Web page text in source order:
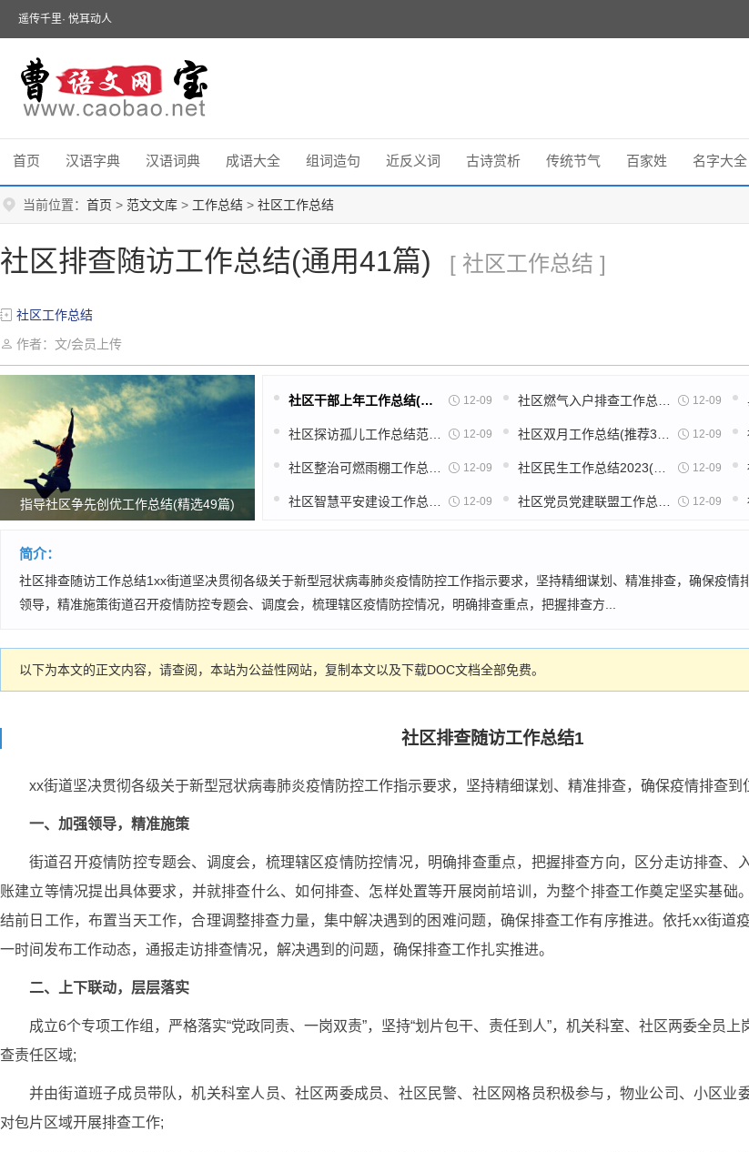
遥传千里· 悦耳动人
首页 汉语字典 汉语词典 成语大全 组词造句 近反义词 古诗赏析 传统节气 百家姓 名字大全
当前位置： 首页 > 范文文库 > 工作总结 > 社区工作总结
社区排查随访工作总结(通用41篇) [ 社区工作总结 ]
社区工作总结
作者：文/会员上传
指导社区争先创优工作总结(精选49篇)
社区干部上年工作总结(共36篇) 12-09 12-09
12-09 12-09
12-09 12-09
12-09 12-09
简介：
社区排查随访工作总结1xx街道坚决贯彻各级关于新型冠状病毒肺炎疫情防控工作指示要求，坚持精细谋划、精准排查，确保疫情
领导，精准施策街道召开疫情防控专题会、调度会，梳理辖区疫情防控情况，明确排查重点，把握排查方...
以下为本文的正文内容，请查阅，本站为公益性网站，复制本文以及下载DOC文档全部免费。
社区排查随访工作总结1
xx街道坚决贯彻各级关于新型冠状病毒肺炎疫情防控工作指示要求，坚持精细谋划、精准排查，确保疫情排查到
一、加强领导，精准施策
街道召开疫情防控专题会、调度会，梳理辖区疫情防控情况，明确排查重点，把握排查方向，区分走访排查、
账建立等情况提出具体要求，并就排查什么、如何排查、怎样处置等开展岗前培训，为整个排查工作奠定坚实基础
结前日工作，布置当天工作，合理调整排查力量，集中解决遇到的困难问题，确保排查工作有序推进。依托xx街道
一时间发布工作动态，通报走访排查情况，解决遇到的问题，确保排查工作扎实推进。
二、上下联动，层层落实
成立6个专项工作组，严格落实“党政同责、一岗双责”，坚持“划片包干、责任到人”，机关科室、社区两委全员
查责任区域;
并由街道班子成员带队，机关科室人员、社区两委成员、社区民警、社区网格员积极参与，物业公司、小区业
对包片区域开展排查工作;